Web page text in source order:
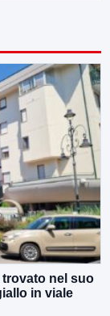
nel suo
in viale